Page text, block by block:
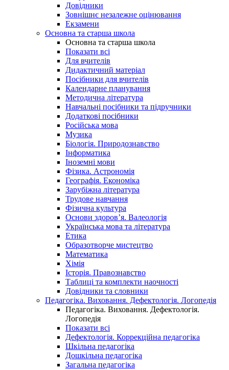
Довідники
Зовнішнє незалежне оцінювання
Екзамени
Основна та старша школа
Основна та старша школа
Показати всі
Для вчителів
Дидактичний матеріал
Посібники для вчителів
Календарне планування
Методична література
Навчальні посібники та підручники
Додаткові посібники
Російська мова
Музика
Біологія. Природознавство
Інформатика
Іноземні мови
Фізика. Астрономія
Географія. Економіка
Зарубіжна література
Трудове навчання
Фізична культура
Основи здоров’я. Валеологія
Українська мова та література
Етика
Образотворче мистецтво
Математика
Хімія
Історія. Правознавство
Таблиці та комплекти наочності
Довідники та словники
Педагогіка. Виховання. Дефектологія. Логопедія
Педагогіка. Виховання. Дефектологія.
Логопедія
Показати всі
Дефектологія. Коррекційна педагогіка
Шкільна педагогіка
Дошкільна педагогіка
Загальна педагогіка